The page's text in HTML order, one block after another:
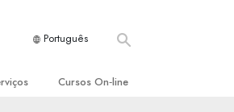
Português
Cursos On‑line